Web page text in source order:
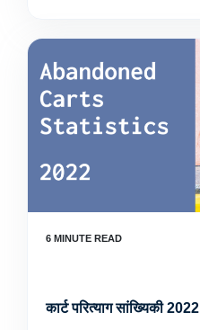
कार्ट परित्याग सांख्यिकी 2022